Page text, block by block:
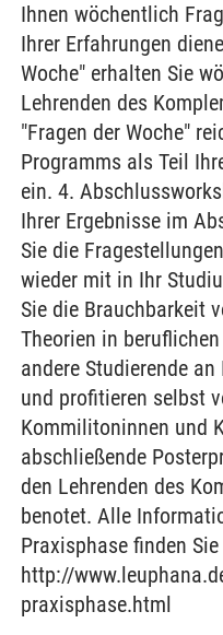
Ihnen wöchentlich
Ihrer Erfahrungen
Woche" erhalten Sie
Lehrenden des
"Fragen der Woche"
Programms als Teil
ein. 4.
Ihrer Ergebnisse im
Sie die
wieder mit in Ihr
Sie die Brauchbarkeit
Theorien in
andere Studierende
und profitieren selbst
Kommilitoninnen und
abschließende
den Lehrenden des
benotet. Alle
Praxisphase finden
http://
praxisphase.html